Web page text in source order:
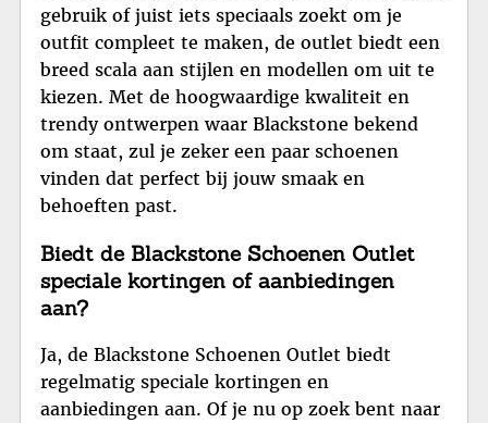
gebruik of juist iets speciaals zoekt om je
outfit compleet te maken, de outlet biedt een
breed scala aan stijlen en modellen om uit te
kiezen. Met de hoogwaardige kwaliteit en
trendy ontwerpen waar Blackstone bekend
om staat, zul je zeker een paar schoenen
vinden dat perfect bij jouw smaak en
behoeften past.
Biedt de Blackstone Schoenen Outlet
speciale kortingen of aanbiedingen
aan?
Ja, de Blackstone Schoenen Outlet biedt
regelmatig speciale kortingen en
aanbiedingen aan. Of je nu op zoek bent naar